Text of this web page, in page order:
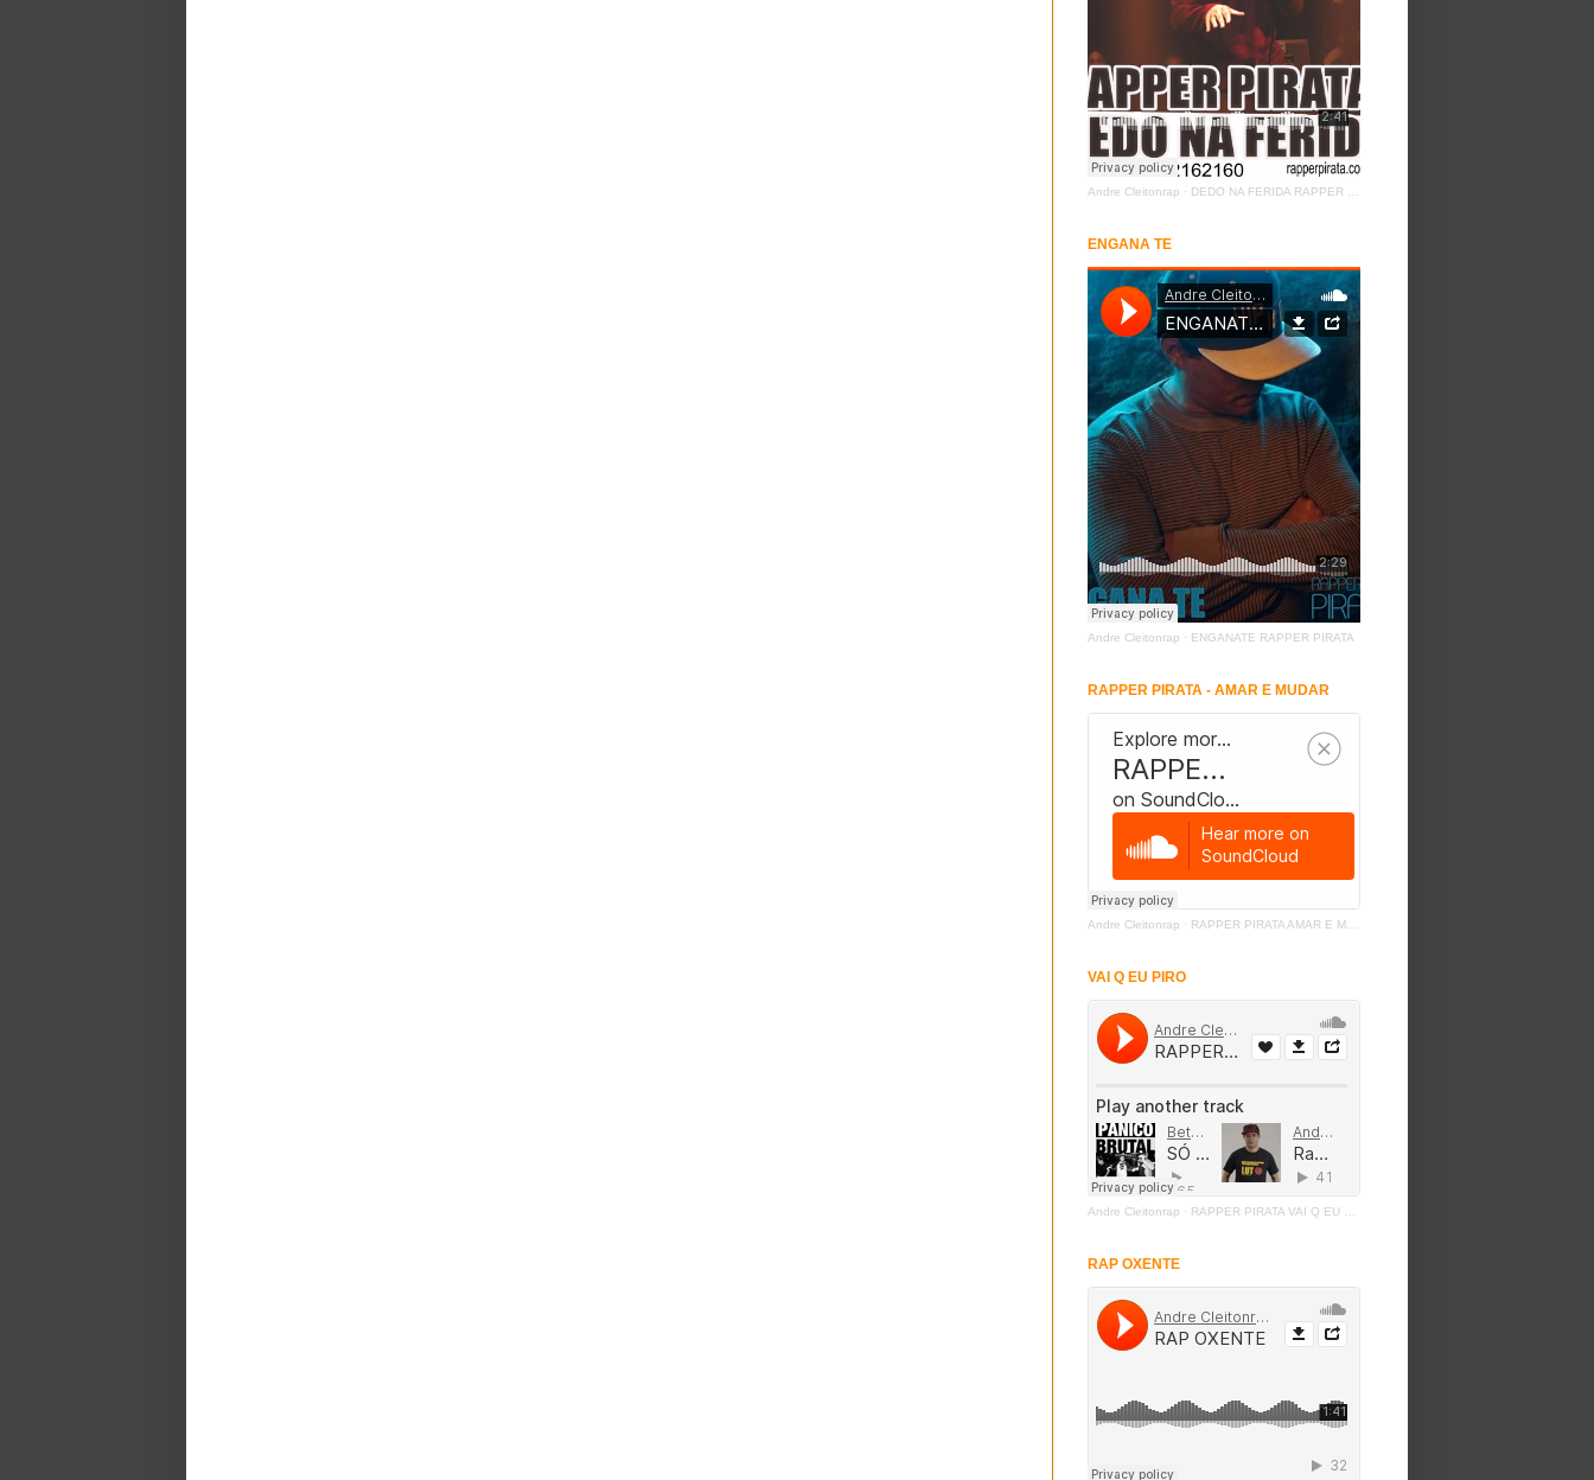
Andre Cleitonrap · DEDO NA FERIDA RAPPER PIRATA
ENGANA TE
Andre Cleitonrap · ENGANATE RAPPER PIRATA
RAPPER PIRATA - AMAR E MUDAR
Andre Cleitonrap · RAPPER PIRATA AMAR E MUDAR
VAI Q EU PIRO
Andre Cleitonrap · RAPPER PIRATA VAI Q EU PIRO
RAP OXENTE